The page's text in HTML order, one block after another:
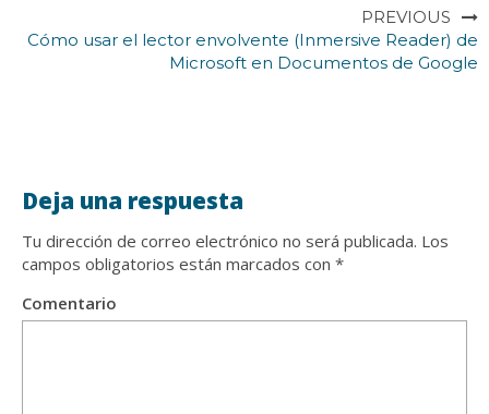
PREVIOUS
Cómo usar el lector envolvente (Inmersive Reader) de
Microsoft en Documentos de Google
Deja una respuesta
Tu dirección de correo electrónico no será publicada. Los
campos obligatorios están marcados con *
Comentario